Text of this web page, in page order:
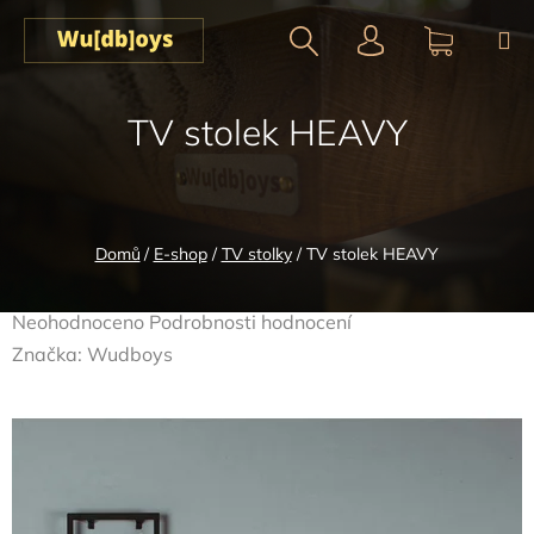
Přejít
obsah
Domů / E-shop / TV stolky / TV stolek HEAVY
TV stolek HEAVY
Průměrné
hodnocení
je
Neohodnoceno Podrobnosti hodnocení
Značka: Wudboys